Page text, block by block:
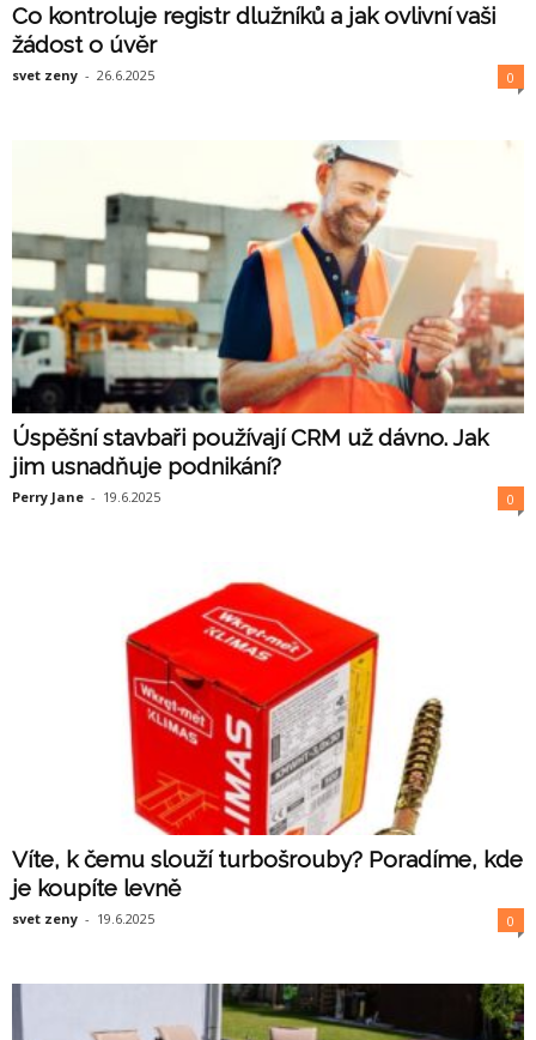
Co kontroluje registr dlužníků a jak ovlivní vaši
žádost o úvěr
svet zeny - 26.6.2025 0
Úspěšní stavbaři používají CRM už dávno. Jak
jim usnadňuje podnikání?
Perry Jane - 19.6.2025 0
Víte, k čemu slouží turbošrouby? Poradíme, kde
je koupíte levně
svet zeny - 19.6.2025 0